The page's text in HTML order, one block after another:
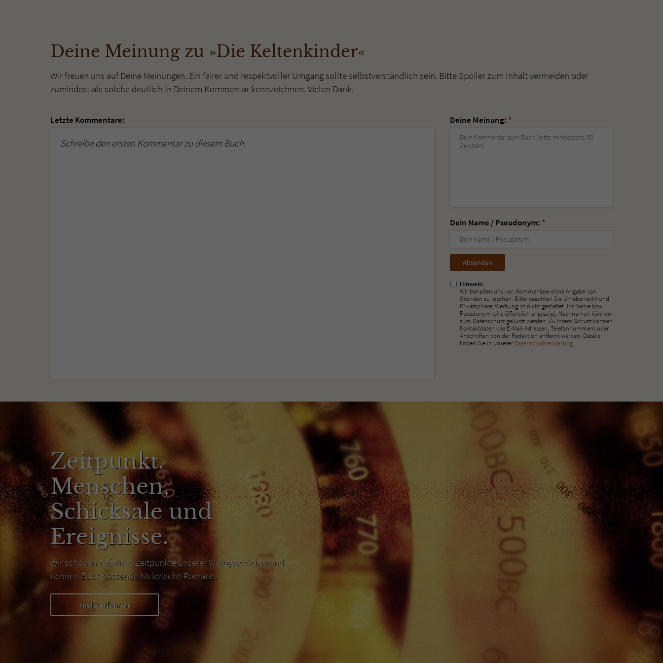
Deine Meinung zu »Die Keltenkinder«
Wir freuen uns auf Deine Meinungen. Ein fairer und respektvoller Umgang sollte selbstverständlich sein. Bitte Spoiler zum Inhalt vermeiden oder
zumindest als solche deutlich in Deinem Kommentar kennzeichnen. Vielen Dank!
Letzte Kommentare:
Schreibe den ersten Kommentar zu diesem Buch.
Deine Meinung: *
Dein Name / Pseudonym: *
Nicht
ausfüllen!
Hinweis:
Wir behalten uns vor, Kommentare ohne Angabe von
Gründen zu löschen. Bitte beachten Sie Urheberrecht und
Privatsphäre; Werbung ist nicht gestattet. Ihr Name bzw.
Pseudonym wird öffentlich angezeigt; Nachnamen können
zum Datenschutz gekürzt werden. Zu Ihrem Schutz können
Kontaktdaten wie E-Mail-Adressen, Telefonnummern oder
Anschriften von der Redaktion entfernt werden. Details
finden Sie in unserer Datenschutzerklärung.
Zeitpunkt.
Menschen,
Schicksale und
Ereignisse.
Wir schauen auf einen Zeitpunkte unserer Weltgeschichte und
nennen Euch passende historische Romane.
mehr erfahren